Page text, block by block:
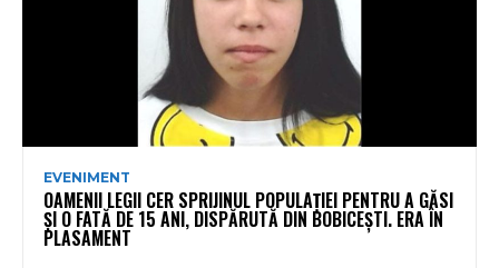
EVENIMENT
OAMENII LEGII CER SPRIJINUL POPULAȚIEI PENTRU A GĂSI
ȘI O FATĂ DE 15 ANI, DISPĂRUTĂ DIN BOBICEȘTI. ERA ÎN
PLASAMENT